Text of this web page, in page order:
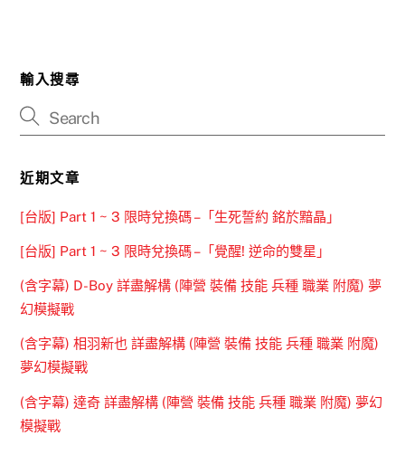
輸入搜尋
近期文章
[台版] Part 1 ~ 3 限時兌換碼 –「生死誓約 銘於黯晶」
[台版] Part 1 ~ 3 限時兌換碼 –「覺醒! 逆命的雙星」
(含字幕) D-Boy 詳盡解構 (陣營 裝備 技能 兵種 職業 附魔) 夢
幻模擬戰
(含字幕) 相羽新也 詳盡解構 (陣營 裝備 技能 兵種 職業 附魔)
夢幻模擬戰
(含字幕) 達奇 詳盡解構 (陣營 裝備 技能 兵種 職業 附魔) 夢幻
模擬戰